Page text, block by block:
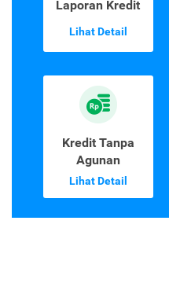
Laporan Kredit
Lihat Detail
Kredit Tanpa
Agunan
Lihat Detail